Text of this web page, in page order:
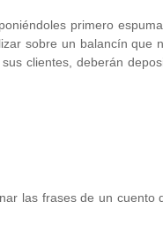
primero
sobre un balancín que
clientes, deberán
las frases de un cuento